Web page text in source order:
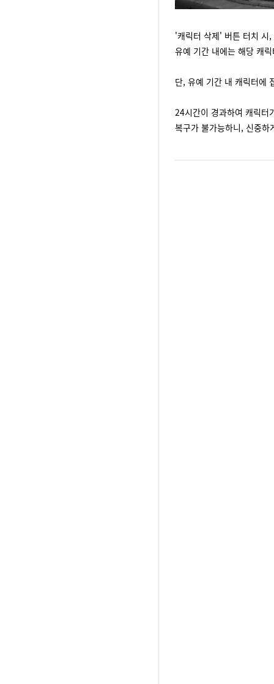
'캐릭터 삭제' 버튼 터치 시
유예 기간 내에는 해당 캐
단, 유예 기간 내 캐릭터에
24시간이 경과하여 캐릭터
복구가 불가능하니, 신중